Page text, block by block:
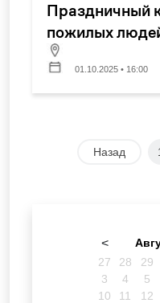
Праздничный
пожилых
01.10.2025 • 16:00
Назад
<
27 28 29
3
4 5
10
11 12